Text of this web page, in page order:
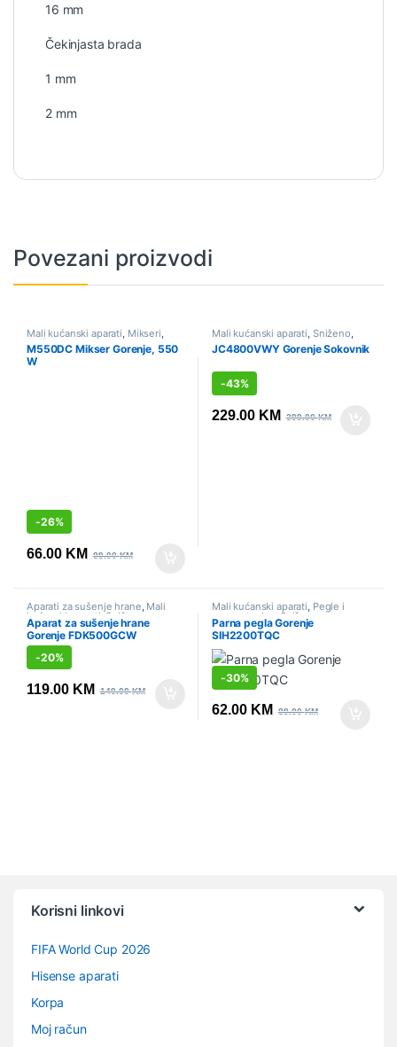
16 mm
Čekinjasta brada
1 mm
2 mm
Povezani proizvodi
Mali kućanski aparati Mikseri
Sniženo
M550DC Mikser Gorenje, 550
W
-26%
66.00 KM 89.00KM
Mali kućanski aparati Sniženo
Sokovnici i citrusete
JC4800VWY Gorenje Sokovnik
-43%
229.00 KM 399.00KM
Aparati za sušenje hrane, Mali
kućanski aparati Sniženo
Aparat za sušenje hrane
Gorenje FDK500GCW
-20%
119.00 KM 149.00KM
Mali kućanski aparati, Pegle i
parne stanice ,Sniženo
Parna pegla Gorenje
SIH2200TQC
-30%
62.00 KM 89.00KM
Korisni linkovi
FIFA World Cup 2026
Hisense aparati
Korpa
Moj račun